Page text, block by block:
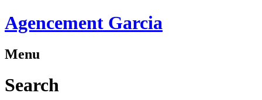
Agencement Garcia
Menu
Search